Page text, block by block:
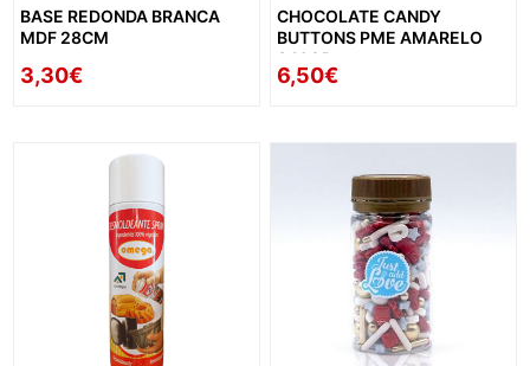
BASE REDONDA BRANCA
MDF 28CM
3,30€
CHOCOLATE CANDY
BUTTONS PME AMARELO
340GR
6,50€